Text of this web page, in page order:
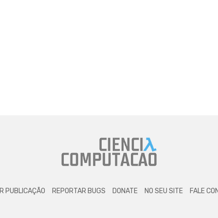
PUBLICAÇÃO REPORTAR BUGS DONATE NO SEU SITE FALE